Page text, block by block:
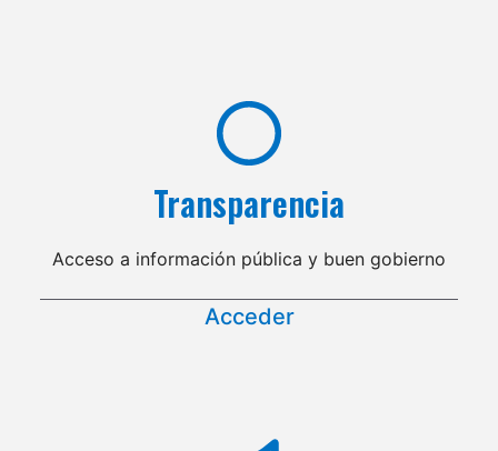
Transparencia
Acceso a información pública y buen gobierno
Acceder